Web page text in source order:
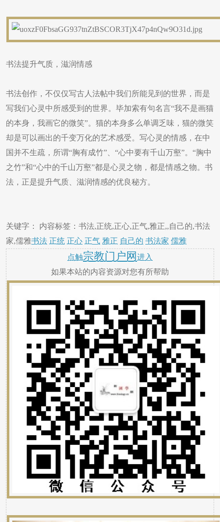
​书法提升气质，滋润情感
书法创作，不仅仅写古人法帖中我们所能见到的世界，而是
写我们心灵中所感受到的世界。毕加索有句名言“我不是画猫
的本身，我画它的微笑”。猫的本身多么单调乏味，猫的微笑
却是可以画出的千变万化的艺术感受。写心灵的情感，在中
国并不生疏，所谓“胸有成竹”、“心中要有千山万壑”。“胸中
之竹”和“心中的千山万壑”都是心灵之物，都是情感之物。书
法，正是提升气质、滋润情感的优良秘方。
关键字： 内容标签：书法,正统,正心,正气,雅正,,自己的,书法
家,儒雅书法 正统 正心 正气 雅正 自己的 书法家 儒雅
点触宗教门户网 进入
如果本站的内容资源对您有所帮助